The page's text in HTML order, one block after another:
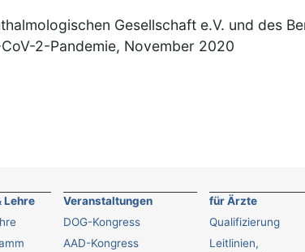
Gesellschaft e.V. und des
2-Pandemie, November 2020
Lehre
Veranstaltungen
DOG-Kongress
AAD-Kongress
für Ärzte
Qualifizierung
Leitlinien,